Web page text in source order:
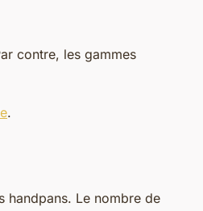
contre, les gammes
.
handpans. Le nombre de